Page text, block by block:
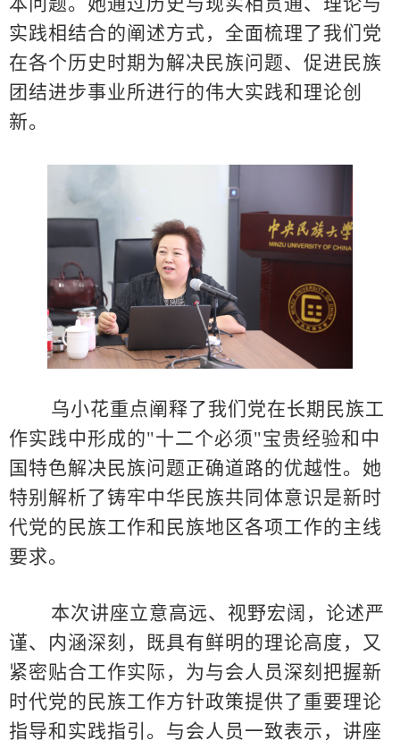
实践相结合的阐述方式，全面梳理了我们党
在各个历史时期为解决民族问题、促进民族
团结进步事业所进行的伟大实践和理论创
新。
乌小花重点阐释了我们党在长期民族工
作实践中形成的"十二个必须"宝贵经验和中
国特色解决民族问题正确道路的优越性。她
特别解析了铸牢中华民族共同体意识是新时
代党的民族工作和民族地区各项工作的主线
要求。
本次讲座立意高远、视野宏阔，论述严
谨、内涵深刻，既具有鲜明的理论高度，又
紧密贴合工作实际，为与会人员深刻把握新
时代党的民族工作方针政策提供了重要理论
指导和实践指引。与会人员一致表示，讲座